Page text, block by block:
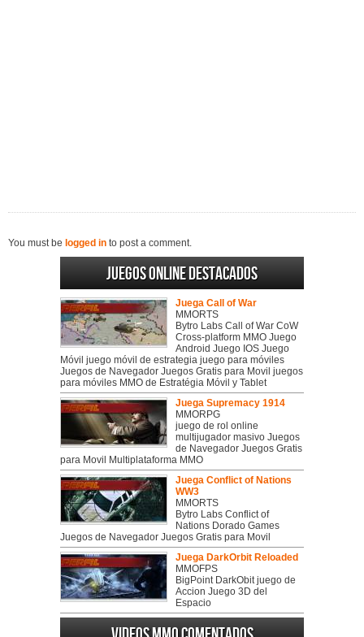
You must be logged in to post a comment.
Juegos online destacados
Juega Call of War
MMORTS
Bytro Labs Call of War CoW
Cross-platform MMO Juego
Android Juego IOS Juego
Móvil juego móvil de estrategia juego para móviles
Juegos de Navegador Juegos Gratis para Movil juegos
para móviles MMO de Estratégia Móvil y Tablet
Juega Supremacy 1914
MMORPG
juego de rol online
multijugador masivo Juegos
de Navegador Juegos Gratis
para Movil Multiplataforma MMO
Juega Conflict of Nations
WW3
MMORTS
Bytro Labs Conflict of
Nations Dorado Games
Juegos de Navegador Juegos Gratis para Movil
Juega DarkOrbit Reloaded
MMOFPS
BigPoint DarkObit juego de
Accion Juego 3D del
Espacio